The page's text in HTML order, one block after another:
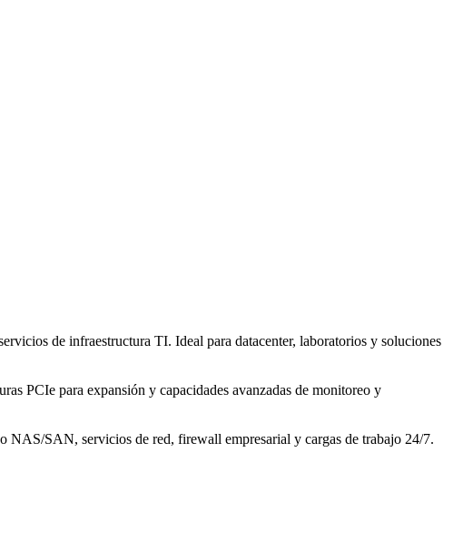
de infraestructura TI. Ideal para datacenter, laboratorios y soluciones
PCIe para expansión y capacidades avanzadas de monitoreo y
SAN, servicios de red, firewall empresarial y cargas de trabajo 24/7.